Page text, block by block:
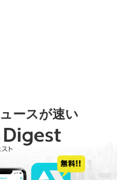
ースが速い